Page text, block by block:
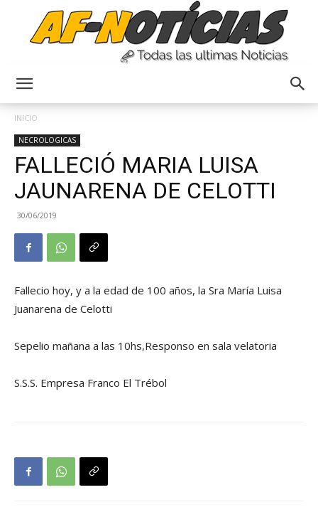
INICIO
NECROLOGICAS
FALLECIÓ MARIA LUISA
JAUNARENA DE CELOTTI
30/06/2019
Fallecio hoy, y a la edad de 100 años, la Sra María Luisa
Juanarena de Celotti
Sepelio mañana a las 10hs,Responso en sala velatoria
S.S.S. Empresa Franco El Trébol